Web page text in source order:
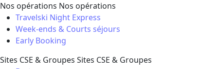
Nos opérations Nos opérations
Travelski Night Express
Week-ends & Courts séjours
Early Booking
Sites CSE & Groupes Sites CSE & Groupes